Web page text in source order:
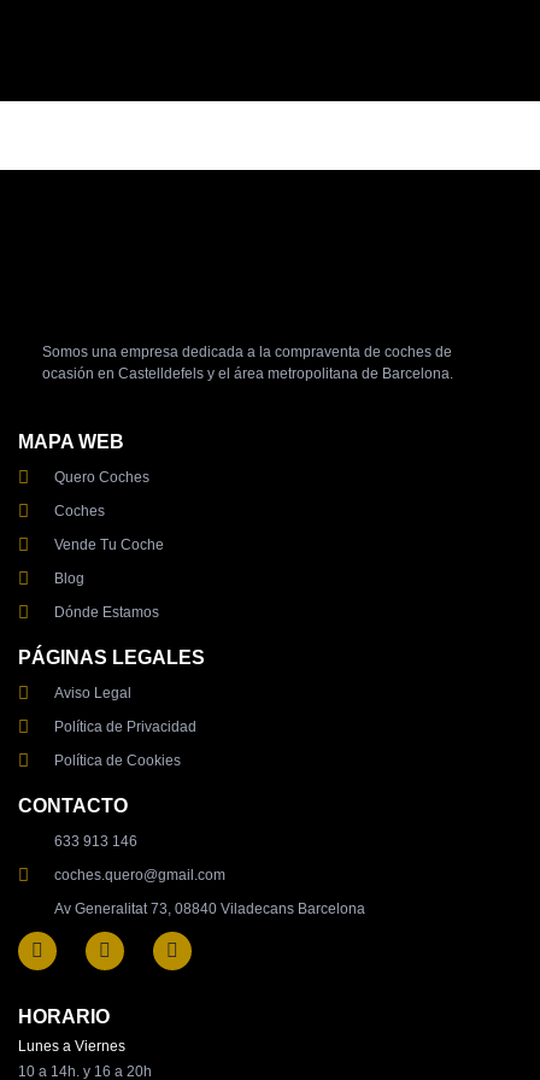
Somos una empresa dedicada a la compraventa de coches de
ocasión en Castelldefels y el área metropolitana de Barcelona.
MAPA WEB
Quero Coches
Coches
Vende Tu Coche
Blog
Dónde Estamos
PÁGINAS LEGALES
Aviso Legal
Política de Privacidad
Política de Cookies
CONTACTO
633 913 146
coches.quero@gmail.com
Av Generalitat 73, 08840 Viladecans Barcelona
HORARIO
Lunes a Viernes
10 a 14h. y 16 a 20h